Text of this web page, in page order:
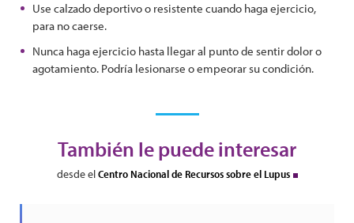
Use calzado deportivo o resistente cuando haga ejercicio,
para no caerse.
Nunca haga ejercicio hasta llegar al punto de sentir dolor o
agotamiento. Podría lesionarse o empeorar su condición.
También le puede interesar
desde elCentro Nacional de Recursos sobre el Lupus